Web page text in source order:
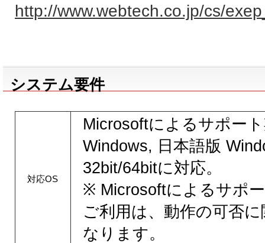
http://www.webtech.co.jp/cs/
システム要件
対応OS
Microsoftによるサポー
Windows, 日本語版
32bit/64bitに対応。
※ Microsoftによるサポ
ご利用は、動作の可否
なります。